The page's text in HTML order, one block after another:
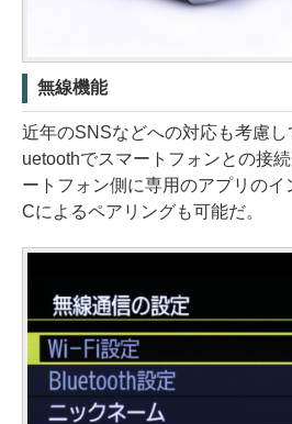
無線機能
近年のSNSなどへの対応も考慮し
uetoothでスマートフォンとの接
ートフォン側に専用のアプリの
Cによるペアリングも可能だ。